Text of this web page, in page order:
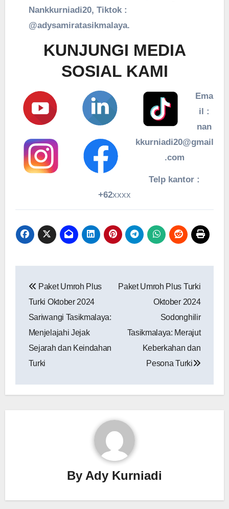
Nankkurniadi20, Tiktok :
@adysamiratasikmalaya.
KUNJUNGI MEDIA
SOSIAL KAMI
Ema
il :
nan
kkurniadi20@gmail
.com
Telp kantor :
+62xxxx
pos
Paket Umroh Plus
Turki Oktober 2024
Sariwangi Tasikmalaya:
Menjelajahi Jejak
Sejarah dan Keindahan
Turki
Paket Umroh Plus Turki
Oktober 2024
Sodonghilir
Tasikmalaya: Merajut
Keberkahan dan
Pesona Turki
By Ady Kurniadi